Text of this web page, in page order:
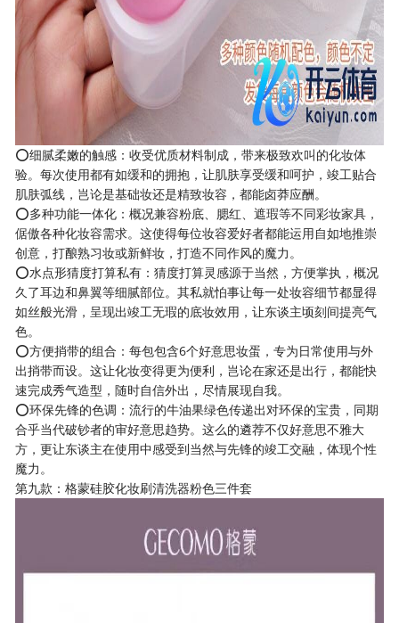
⭕细腻柔嫩的触感：收受优质材料制成，带来极致欢叫的化妆体
验。每次使用都有如缓和的拥抱，让肌肤享受缓和呵护，竣工贴合
肌肤弧线，岂论是基础妆还是精致妆容，都能卤莽应酬。
⭕多种功能一体化：概况兼容粉底、腮红、遮瑕等不同彩妆家具，
倨傲各种化妆容需求。这使得每位妆容爱好者都能运用自如地推崇
创意，打酿熟习妆或新鲜妆，打造不同作风的魔力。
⭕水点形猜度打算私有：猜度打算灵感源于当然，方便掌执，概况
久了耳边和鼻翼等细腻部位。其私就怕事让每一处妆容细节都显得
如丝般光滑，呈现出竣工无瑕的底妆效用，让东谈主顷刻间提亮气
色。
⭕方便捎带的组合：每包包含6个好意思妆蛋，专为日常使用与外
出捎带而设。这让化妆变得更为便利，岂论在家还是出行，都能快
速完成秀气造型，随时自信外出，尽情展现自我。
⭕环保先锋的色调：流行的牛油果绿色传递出对环保的宝贵，同期
合乎当代破钞者的审好意思趋势。这么的遴荐不仅好意思不雅大
方，更让东谈主在使用中感受到当然与先锋的竣工交融，体现个性
魔力。
第九款：格蒙硅胶化妆刷清洗器粉色三件套